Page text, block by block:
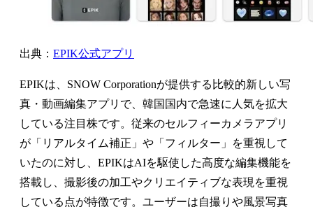
出典： EPIK公式アプリ
EPIKは、SNOW Corporationが提供する比較的新しい写
真・動画編集アプリで、韓国国内で急速に人気を拡大
している注目株です。従来のセルフィーカメラアプリ
が「リアルタイム補正」や「フィルター」を重視して
いたのに対し、EPIKはAIを駆使した高度な編集機能を
搭載し、撮影後の加工やクリエイティブな表現を重視
している点が特徴です。ユーザーは自撮りや風景写真